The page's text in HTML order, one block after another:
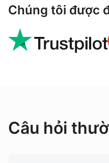
Chúng tôi được
Câu hỏi